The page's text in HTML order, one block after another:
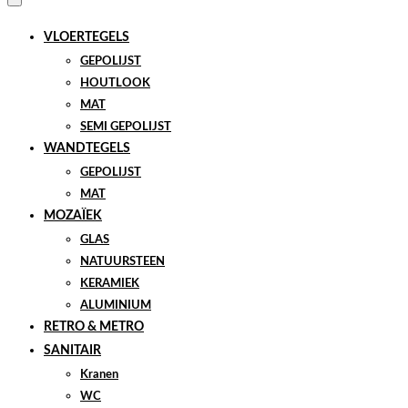
VLOERTEGELS
GEPOLIJST
HOUTLOOK
MAT
SEMI GEPOLIJST
WANDTEGELS
GEPOLIJST
MAT
MOZAÏEK
GLAS
NATUURSTEEN
KERAMIEK
ALUMINIUM
RETRO & METRO
SANITAIR
Kranen
WC